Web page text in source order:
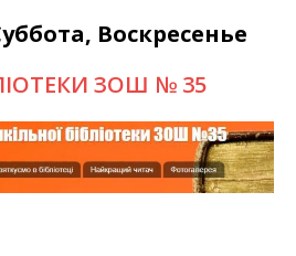
Воскресенье
ЗОШ № 35